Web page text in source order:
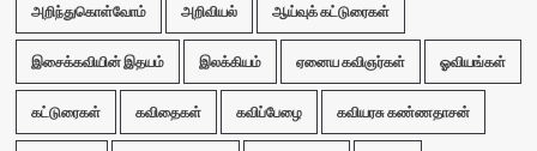
அறிந்துகொள்வோம் அறிவியல் ஆய்வுக் கட்டுரைகள்
இசைக்கவியின் இதயம் இலக்கியம் ஏனைய கவிஞர்கள் ஓவியங்கள்
கட்டுரைகள் கவிதைகள் கவிப்பேழை கவியரசு கண்ணதாசன்